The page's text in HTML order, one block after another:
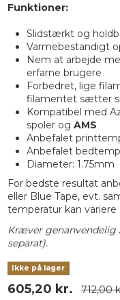
Funktioner:
Slidstærkt og
Varmebestandigt
Nem at arbejde
erfarne brugere
Forbedret, lige
filamentet sætter
Kompatibel med
spoler og AMS
Anbefalet
Anbefalet
Diameter: 1.75mm
For bedste resultat
eller Blue Tape, evt.
temperatur kan
Kræver genanvendelig
separat).
Ikke på lager
605,20 kr. 712,00